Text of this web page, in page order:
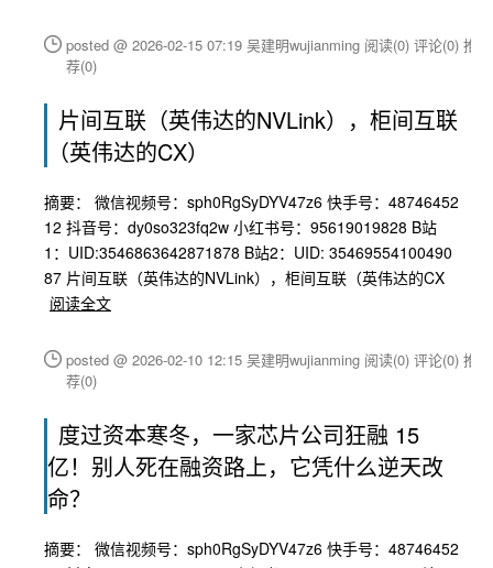
posted @ 2026-02-15 07:19 吴建明wujianming 阅读(0) 评论(0) 推
荐(0)
片间互联（英伟达的NVLink），柜间互联
（英伟达的CX）
摘要： 微信视频号：sph0RgSyDYV47z6 快手号：48746452
12 抖音号：dy0so323fq2w 小红书号：95619019828 B站
1：UID:3546863642871878 B站2：UID: 35469554100490
87 片间互联（英伟达的NVLink），柜间互联（英伟达的CX
阅读全文
posted @ 2026-02-10 12:15 吴建明wujianming 阅读(0) 评论(0) 推
荐(0)
度过资本寒冬，一家芯片公司狂融 15
亿！别人死在融资路上，它凭什么逆天改
命？
摘要： 微信视频号：sph0RgSyDYV47z6 快手号：48746452